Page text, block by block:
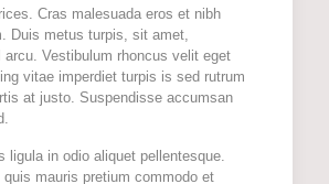
Cras malesuada eros et nibh
Duis metus turpis, sit amet,
arcu. Vestibulum rhoncus velit eget
vitae imperdiet turpis is sed rutrum
at justo. Suspendisse accumsan
ligula in odio aliquet pellentesque.
quis mauris pretium commodo et